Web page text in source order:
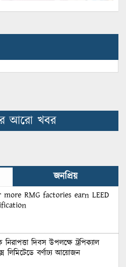
আরো খবর
জনপ্রিয়
more RMG factories earn LEED
নিরাপত্তা দিবস উপলক্ষে ট্রপিক্যাল
লিমিটেডে বর্ণাঢ্য আয়োজন